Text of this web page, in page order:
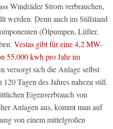
Windräder Strom verbrauchen,
werden. Denn auch im Stillstand
(Ölpumpen, Lüfter,
Vestas gibt für eine 4,2 MW-
55.000 kwh pro Jahr im
versorgt sich die Anlage selbst
Tagen des Jahres nahezu still.
Eigenverbrauch von
Anlagen aus, kommt man auf
von einem mittelgroßen